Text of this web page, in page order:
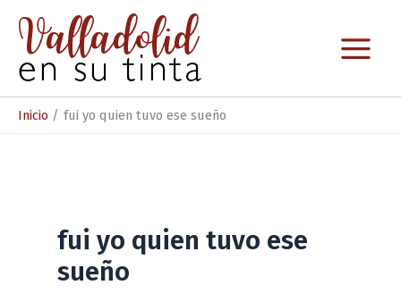
contenido
Inicio fui yo quien tuvo ese sueño
fui yo quien tuvo ese
sueño